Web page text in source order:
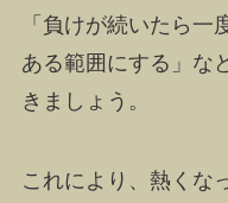
「負けが続いたら
ある範囲にする」な
きましょう。
これにより、熱くな